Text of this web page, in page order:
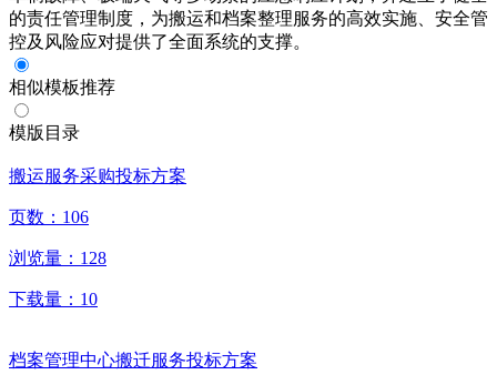
的责任管理制度，为搬运和档案整理服务的高效实施、安全管
控及风险应对提供了全面系统的支撑。
相似模板推荐
模版目录
搬运服务采购投标方案
页数： 106
浏览量： 128
下载量： 10
档案管理中心搬迁服务投标方案